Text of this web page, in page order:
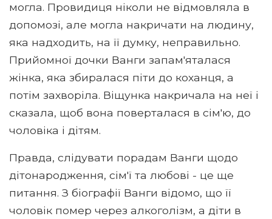
могла. Провидиця ніколи не відмовляла в
допомозі, але могла накричати на людину,
яка надходить, на її думку, неправильно.
Прийомної дочки Ванги запам'яталася
жінка, яка збиралася піти до коханця, а
потім захворіла. Віщунка накричала на неї і
сказала, щоб вона поверталася в сім'ю, до
чоловіка і дітям.
Правда, слідувати порадам Ванги щодо
дітонародження, сім'ї та любові - це ще
питання. З біографії Ванги відомо, що її
чоловік помер через алкоголізм, а діти в